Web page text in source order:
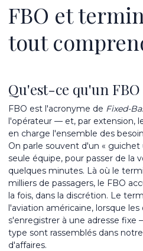
FBO et
tout
Qu'est-ce qu'un FBO
FBO est l'acronyme de Fixed-
l'opérateur — et, par extension,
en charge l'ensemble des
On parle souvent d'un « guichet
seule équipe, pour passer de la
quelques minutes. Là où le
milliers de passagers, le FBO
la fois, dans la discrétion. Le
l'aviation américaine, lorsque
s'enregistrer à une adresse
type sont rassemblés dans notre
d'affaires.